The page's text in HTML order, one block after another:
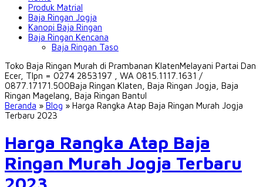
Produk Matrial
Baja Ringan Jogja
Kanopi Baja Ringan
Baja Ringan Kencana
Baja Ringan Taso
Toko Baja Ringan Murah di Prambanan KlatenMelayani Partai Dan
Ecer, Tlpn = 0274 2853197 , WA 0815.1117.1631 /
0877.17171.500Baja Ringan Klaten, Baja Ringan Jogja, Baja
Ringan Magelang, Baja Ringan Bantul
Beranda » Blog » Harga Rangka Atap Baja Ringan Murah Jogja
Terbaru 2023
Harga Rangka Atap Baja
Ringan Murah Jogja Terbaru